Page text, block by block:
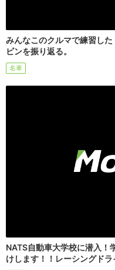
みんなこのクルマで練習し
ビンを振り返る。
名車
NATS自動車大学校に潜入！
けします！！レーシングド